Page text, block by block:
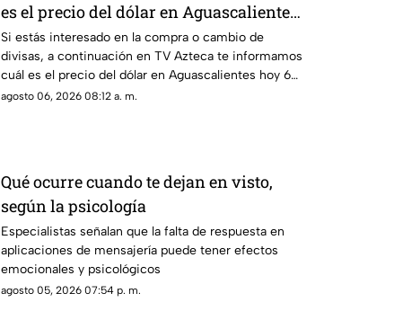
es el precio del dólar en Aguascalientes
hoy 6 de agosto de 2026
Si estás interesado en la compra o cambio de
divisas, a continuación en TV Azteca te informamos
cuál es el precio del dólar en Aguascalientes hoy 6
de agosto
agosto 06, 2026 08:12 a. m.
Qué ocurre cuando te dejan en visto,
según la psicología
Especialistas señalan que la falta de respuesta en
aplicaciones de mensajería puede tener efectos
emocionales y psicológicos
agosto 05, 2026 07:54 p. m.